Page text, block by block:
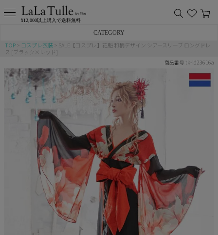
¥12,000以上購入で送料無料
CATEGORY
バニー
猫
アニマル
チャイナ
TOP コスプレ衣装
SALE【コスプレ】花魁 和柄デザイン シアースリーブ ロングドレ
ス [ブラック×レッド]
商品番号 tk-ld23616a